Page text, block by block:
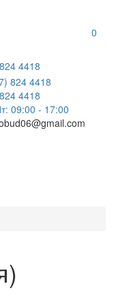
0
4418
4418
09:00 - 17:00